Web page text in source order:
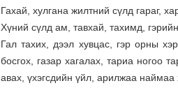
Гахай, хулгана жилтний сүлд гараг,
Хүний сүлд ам, тавхай, тахимд,
Гал тахих, дээл хувцас, гэр орны
босгох, газар хагалах, тариа ногоо
авах, үхэгсдийн үйл, арилжаа наймаа